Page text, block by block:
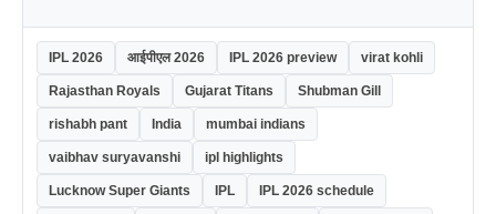
IPL 2026 आईपीएल 2026 IPL 2026 preview virat kohli
Rajasthan Royals Gujarat Titans Shubman Gill
rishabh pant India mumbai indians
vaibhav suryavanshi ipl highlights
Lucknow Super Giants IPL IPL 2026 schedule